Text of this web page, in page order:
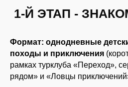
Формат: однодневные
походы и приключения
рамках турклуба «Переход»,
рядом» и «Ловцы